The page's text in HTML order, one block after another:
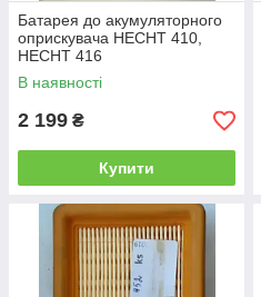
Батарея до акумуляторного
оприскувача HECHT 410,
HECHT 416
В наявності
2 199 ₴
Купити